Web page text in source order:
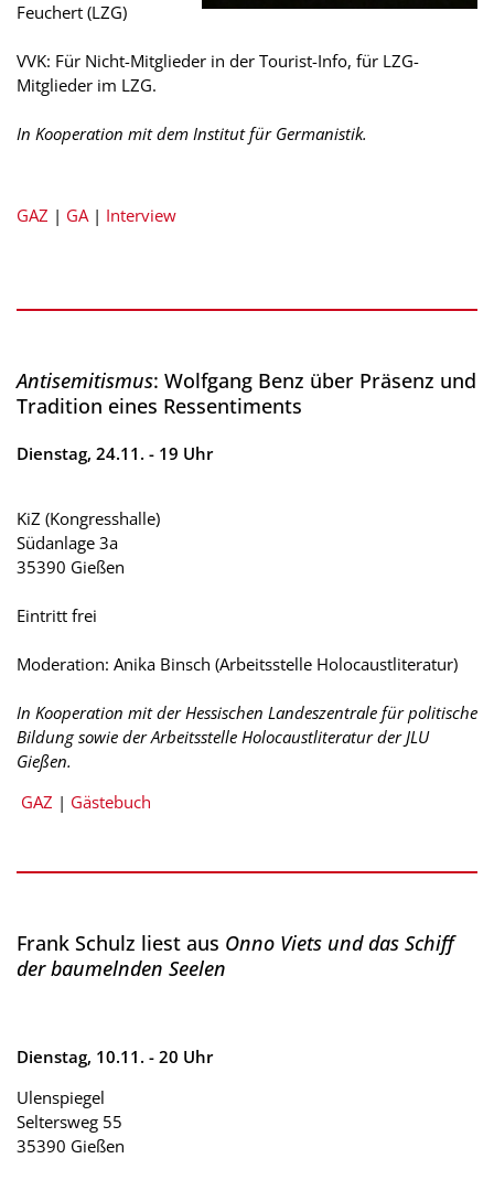
Feuchert (LZG)
VVK: Für Nicht-Mitglieder in der Tourist-Info, für LZG-
Mitglieder im LZG.
In Kooperation mit dem Institut für Germanistik.
GAZ | GA| Interview
Antisemitismus: Wolfgang Benz über Präsenz und
Tradition eines Ressentiments
Dienstag, 24.11. - 19 Uhr
KiZ (Kongresshalle)
Südanlage 3a
35390 Gießen
Eintritt frei
Moderation: Anika Binsch (Arbeitsstelle Holocaustliteratur)
In Kooperation mit der Hessischen Landeszentrale für politische
Bildung sowie der Arbeitsstelle Holocaustliteratur der JLU
Gießen.
GAZ | Gästebuch
Frank Schulz liest aus Onno Viets und das Schiff
der baumelnden Seelen
Dienstag, 10.11. - 20 Uhr
Ulenspiegel
Seltersweg 55
35390 Gießen